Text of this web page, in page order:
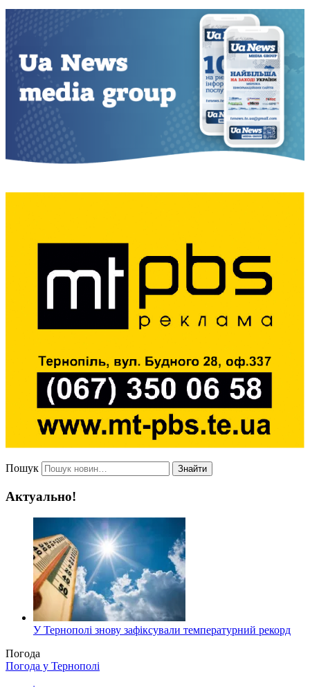
Пошук Знайти
Актуально!
У Тернополі знову зафіксували температурний рекорд
Погода
Погода у Тернополі